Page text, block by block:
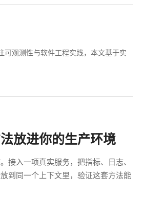
可观测性与软件工程实践，本文基于实
放进你的生产环境
接入一项真实服务，把指标、日志、
到同一个上下文里，验证这套方法能